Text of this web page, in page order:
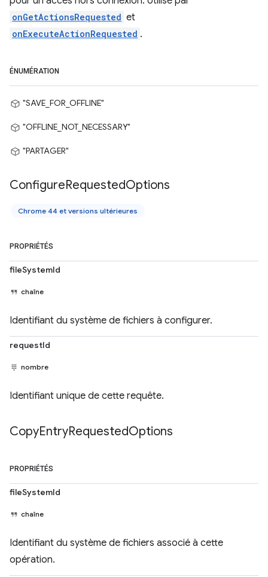
onGetActionsRequested et
onExecuteActionRequested .
ÉNUMÉRATION
"SAVE_FOR_OFFLINE"
"OFFLINE_NOT_NECESSARY"
"PARTAGER"
ConfigureRequestedOptions
Chrome 44 et versions ultérieures
PROPRIÉTÉS
fileSystemId
chaîne
Identifiant du système de fichiers à configurer.
requestId
nombre
Identifiant unique de cette requête.
CopyEntryRequestedOptions
PROPRIÉTÉS
fileSystemId
chaîne
Identifiant du système de fichiers associé à cette
opération.